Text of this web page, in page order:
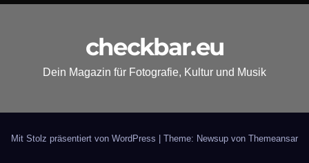
checkbar.eu
Dein Magazin für Fotografie, Kultur und Musik
Mit Stolz präsentiert von WordPress | Theme: Newsup von Themeansar